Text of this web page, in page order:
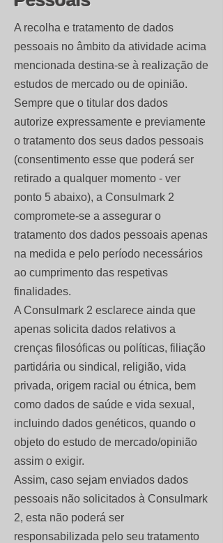
A recolha e tratamento de dados
pessoais no âmbito da atividade acima
mencionada destina-se à realização de
estudos de mercado ou de opinião.
Sempre que o titular dos dados
autorize expressamente e previamente
o tratamento dos seus dados pessoais
(consentimento esse que poderá ser
retirado a qualquer momento - ver
ponto 5 abaixo), a Consulmark 2
compromete-se a assegurar o
tratamento dos dados pessoais apenas
na medida e pelo período necessários
ao cumprimento das respetivas
finalidades.
A Consulmark 2 esclarece ainda que
apenas solicita dados relativos a
crenças filosóficas ou políticas, filiação
partidária ou sindical, religião, vida
privada, origem racial ou étnica, bem
como dados de saúde e vida sexual,
incluindo dados genéticos, quando o
objeto do estudo de mercado/opinião
assim o exigir.
Assim, caso sejam enviados dados
pessoais não solicitados à Consulmark
2, esta não poderá ser
responsabilizada pelo seu tratamento